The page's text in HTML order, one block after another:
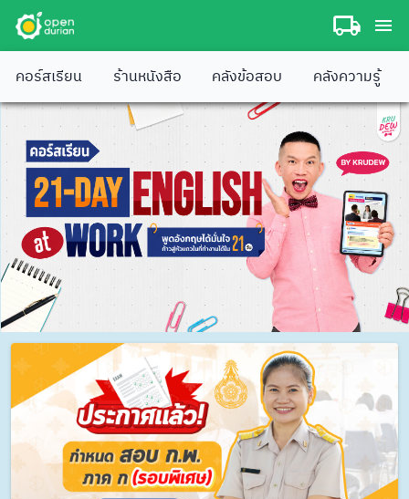
คอร์สเรียน ร้านหนังสือ คลังข้อสอบ คลังความรู้